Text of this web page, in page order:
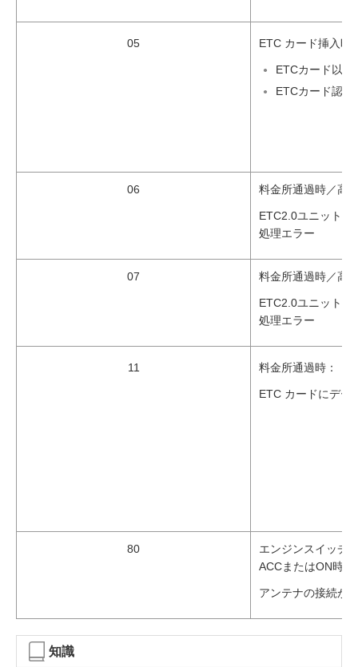
05 ETC カード挿入時
ETCカード以外
ETCカード認証
06 料金所通過時／高
ETC2.0ユニットと
処理エラー
07 料金所通過時／高
ETC2.0ユニットと
処理エラー
11 料金所通過時：
ETC カードにデー
80
エンジンスイッチ
ACCまたはON時
アンテナの接続が
知識